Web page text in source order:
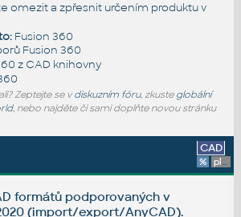
omezit a zpřesnit určením produktu v
Fusion 360
Fusion 360
z CAD knihovny
Zeptejte se v diskuzním fóru, zkuste globální
, nebo najděte či sami doplňte novou stránku
CAD
% platforma
formátů podporovaných v
(import/export/AnyCAD).